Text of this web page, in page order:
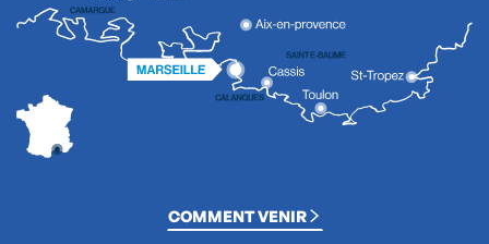
COMMENT VENIR